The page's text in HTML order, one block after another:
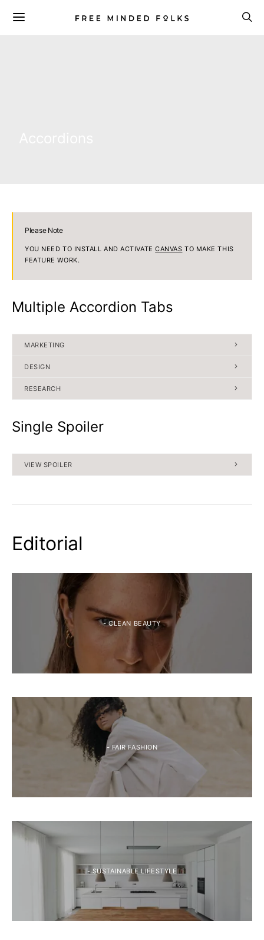
Please Note
YOU NEED TO INSTALL AND ACTIVATECANVAS TO MAKE THIS
FEATURE WORK.
Multiple Accordion Tabs
MARKETING
DESIGN
RESEARCH
Single Spoiler
VIEW SPOILER
Editorial
- CLEAN BEAUTY
- FAIR FASHION
- SUSTAINABLE LIFESTYLE